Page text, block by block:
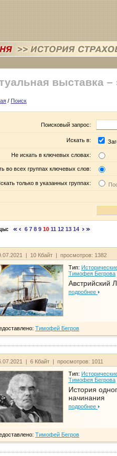
выставка –
/ Поиск
Поисковый запрос:
Искать в:
Не искать в ключевых словах:
во всех группах ключевых слов:
только в указанных группах:
6 7 8 9 10 11 12 13 14
| 10 Кбайт | просмотров: 1382
Тип:
Тимофея Бегрова
Австрийский
подробнее
Тимофей Бегров
| 6 Кбайт | просмотров: 1011
Тип:
Тимофея Бегрова
История
начинания
подробнее
Тимофей Бегров